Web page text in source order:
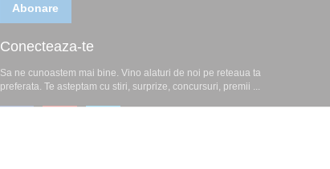
Abonare
Conecteaza-te
Sa ne cunoastem mai bine. Vino alaturi de noi pe reteaua ta
preferata. Te asteptam cu stiri, surprize, concursuri, premii ...